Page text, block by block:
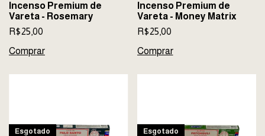
Incenso Premium de
Vareta - Rosemary
R$25,00
Incenso Premium de
Vareta - Money Matrix
R$25,00
Esgotado Esgotado